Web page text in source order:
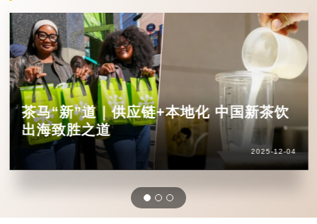
茶马“新”道｜供应链+本地化 中国新茶饮
出海致胜之道
2025-12-04